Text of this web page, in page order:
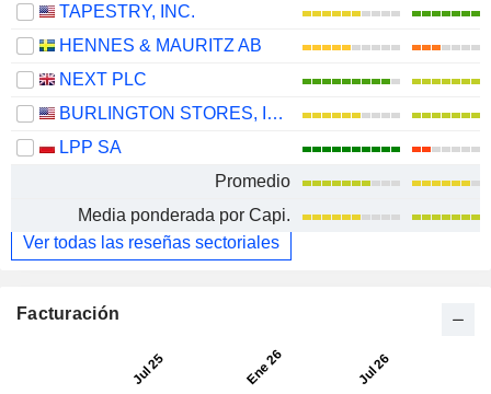
TAPESTRY, INC.
HENNES & MAURITZ AB
NEXT PLC
BURLINGTON STORES, INC.
LPP SA
Promedio
Media ponderada por Capi.
Ver todas las reseñas sectoriales
Facturación